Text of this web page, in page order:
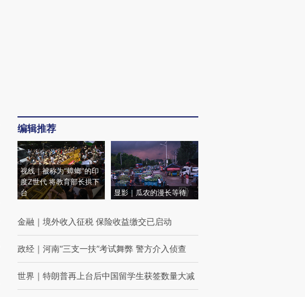
编辑推荐
视线｜被称为“蟑螂”的印
度Z世代 将教育部长拱下
台
显影｜瓜农的漫长等待
金融 ｜ 境外收入征税 保险收益缴交已启动
政经 ｜ 河南“三支一扶”考试舞弊 警方介入侦查
世界 ｜ 特朗普再上台后中国留学生获签数量大减